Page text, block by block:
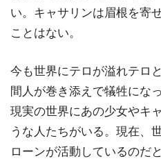
い。キャサリンは眉根を寄
ことはない。
今も世界にテロが溢れテロ
間人が巻き添えで犠牲にな
現実の世界にあの少女やキ
うな人たちがいる。現在、
ローンが活動しているのだと